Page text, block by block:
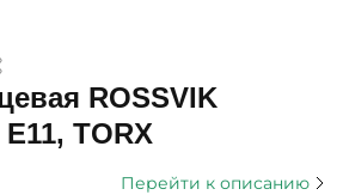
ROSSVIK
TORX
Перейти к описанию